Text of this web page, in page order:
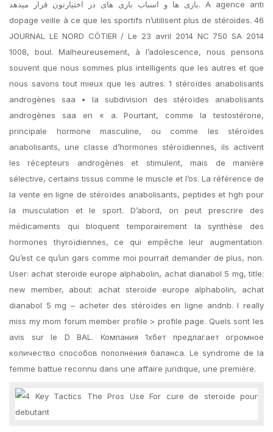
بازی ها و اسباب بازی های در اختیارتون قرار میدهد. A agence anti
dopage veille à ce que les sportifs n’utilisent plus de stéroides. 46
JOURNAL LE NORD CÔTIER / Le 23 avril 2014 NC 750 SA 2014
1008, boul. Malheureusement, à l’adolescence, nous pensons
souvent que nous sommes plus intelligents que les autres et que
nous savons tout mieux que les autres. 1 stéroïdes anabolisants
androgènes saa • la subdivision des stéroïdes anabolisants
androgènes saa en « a. Pourtant, comme la testostérone,
principale hormone masculine, ou comme les stéroïdes
anabolisants, une classe d’hormones stéroïdiennes, ils activent
les récepteurs androgènes et stimulent, mais de manière
sélective, certains tissus comme le muscle et l’os. La référence de
la vente en ligne de stéroïdes anabolisants, peptides et hgh pour
la musculation et le sport. D’abord, on peut prescrire des
médicaments qui bloquent temporairement la synthèse des
hormones thyroïdiennes, ce qui empêche leur augmentation.
Qu’est ce qu’un gars comme moi pourrait demander de plus, non.
User: achat steroide europe alphabolin, achat dianabol 5 mg, title:
new member, about: achat steroide europe alphabolin, achat
dianabol 5 mg – acheter des stéroïdes en ligne andnb. I really
miss my mom forum member profile > profile page. Quels sont les
avis sur le D BAL. Компания 1хбет предлагает огромное
количество способов пополнения баланса. Le syndrome de la
femme battue reconnu dans une affaire juridique, une première.